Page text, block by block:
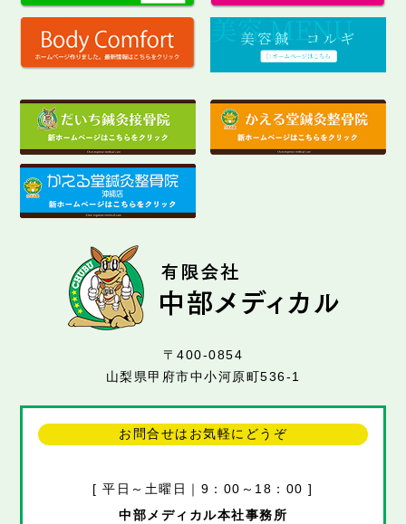
〒400-0854
山梨県甲府市中小河原町536-1
お問合せはお気軽にどうぞ
[ 平日～土曜日｜9：00～18：00 ]
中部メディカル本社事務所